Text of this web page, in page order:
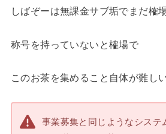
しばぞーは無課金サブ垢でまだ榷
称号を持っていないと榷場で
このお茶を集めること自体が難し
事業募集と同じようなシステ